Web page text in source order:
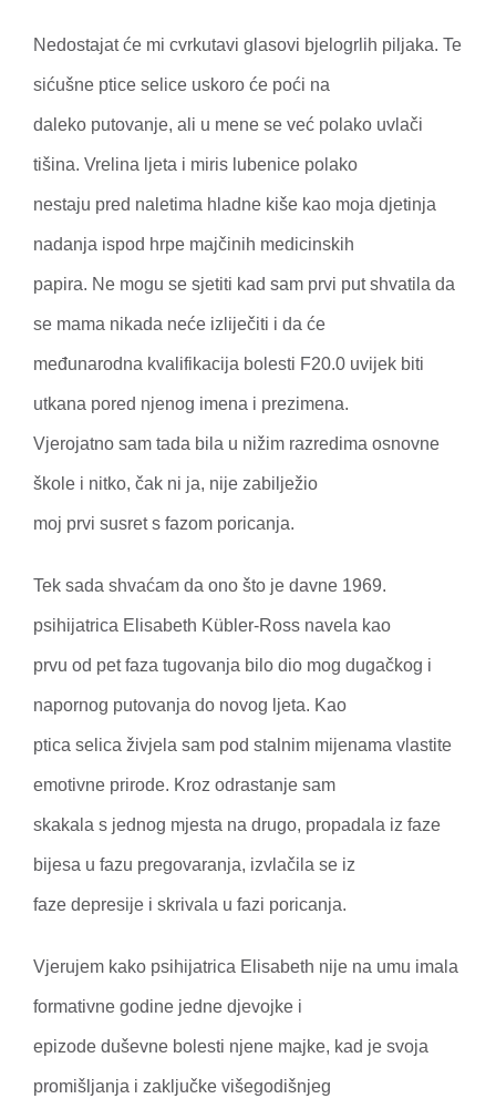
Nedostajat će mi cvrkutavi glasovi bjelogrlih piljaka. Te
sićušne ptice selice uskoro će poći na
daleko putovanje, ali u mene se već polako uvlači
tišina. Vrelina ljeta i miris lubenice polako
nestaju pred naletima hladne kiše kao moja djetinja
nadanja ispod hrpe majčinih medicinskih
papira. Ne mogu se sjetiti kad sam prvi put shvatila da
se mama nikada neće izliječiti i da će
međunarodna kvalifikacija bolesti F20.0 uvijek biti
utkana pored njenog imena i prezimena.
Vjerojatno sam tada bila u nižim razredima osnovne
škole i nitko, čak ni ja, nije zabilježio
moj prvi susret s fazom poricanja.
Tek sada shvaćam da ono što je davne 1969.
psihijatrica Elisabeth Kübler-Ross navela kao
prvu od pet faza tugovanja bilo dio mog dugačkog i
napornog putovanja do novog ljeta. Kao
ptica selica živjela sam pod stalnim mijenama vlastite
emotivne prirode. Kroz odrastanje sam
skakala s jednog mjesta na drugo, propadala iz faze
bijesa u fazu pregovaranja, izvlačila se iz
faze depresije i skrivala u fazi poricanja.
Vjerujem kako psihijatrica Elisabeth nije na umu imala
formativne godine jedne djevojke i
epizode duševne bolesti njene majke, kad je svoja
promišljanja i zaključke višegodišnjeg